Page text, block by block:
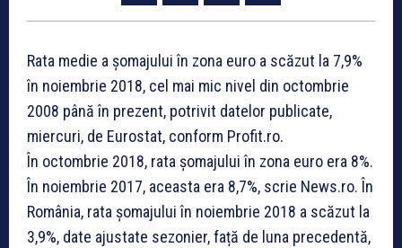
Rata medie a șomajului în zona euro a scăzut la 7,9%
în noiembrie 2018, cel mai mic nivel din octombrie
2008 până în prezent, potrivit datelor publicate,
miercuri, de Eurostat, conform Profit.ro.
În octombrie 2018, rata șomajului în zona euro era 8%.
În noiembrie 2017, aceasta era 8,7%, scrie News.ro. În
România, rata șomajului în noiembrie 2018 a scăzut la
3,9%, date ajustate sezonier, față de luna precedentă,